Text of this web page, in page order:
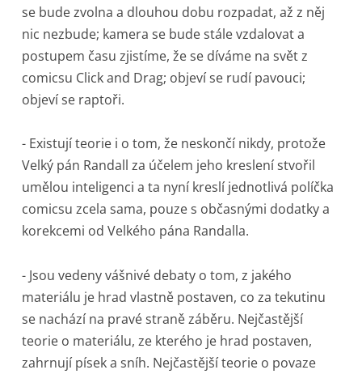
se bude zvolna a dlouhou dobu rozpadat, až z něj
nic nezbude; kamera se bude stále vzdalovat a
postupem času zjistíme, že se díváme na svět z
comicsu Click and Drag; objeví se rudí pavouci;
objeví se raptoři.
- Existují teorie i o tom, že neskončí nikdy, protože
Velký pán Randall za účelem jeho kreslení stvořil
umělou inteligenci a ta nyní kreslí jednotlivá políčka
comicsu zcela sama, pouze s občasnými dodatky a
korekcemi od Velkého pána Randalla.
- Jsou vedeny vášnivé debaty o tom, z jakého
materiálu je hrad vlastně postaven, co za tekutinu
se nachází na pravé straně záběru. Nejčastější
teorie o materiálu, ze kterého je hrad postaven,
zahrnují písek a sníh. Nejčastější teorie o povaze